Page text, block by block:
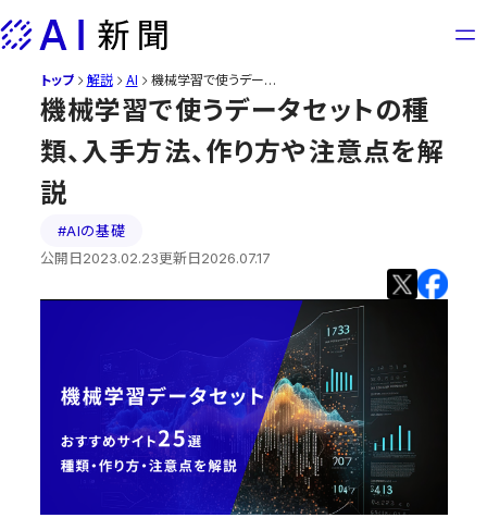
to
トップ 解説 AI 機械学習で使うデータセットの種類、入手方法、作り方や注意点を解説
機械学習で使うデータセットの種
類、入手方法、作り方や注意点を解
説
#AIの基礎
公開日2023.02.23更新日2026.07.17